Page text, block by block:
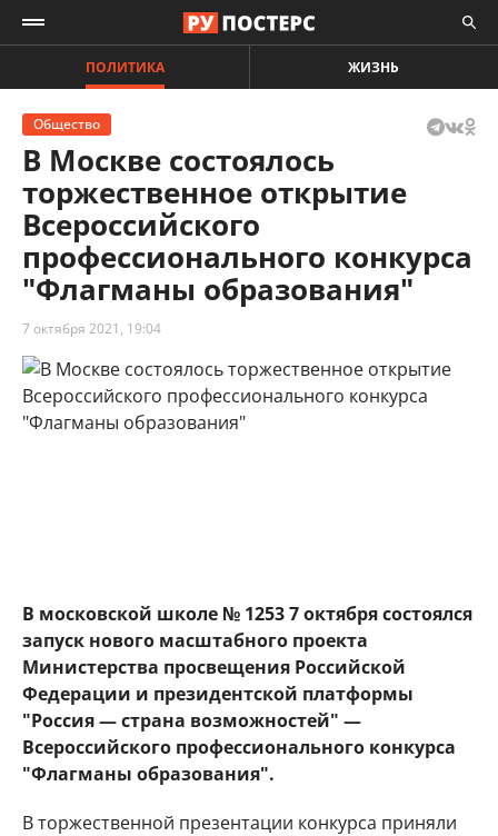
ПОЛИТИКА ЖИЗНЬ
Общество
В Москве состоялось
торжественное открытие
Всероссийского
профессионального конкурса
"Флагманы образования"
7 октября 2021, 19:04
В московской школе № 1253 7 октября состоялся
запуск нового масштабного проекта
Министерства просвещения Российской
Федерации и президентской платформы
"Россия — страна возможностей" —
Всероссийского профессионального конкурса
"Флагманы образования".
В торжественной презентации конкурса приняли